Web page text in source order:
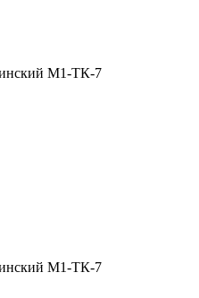
М1-ТК-7
М1-ТК-7